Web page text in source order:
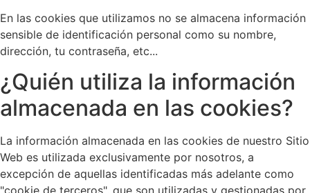
En las cookies que utilizamos no se almacena información
sensible de identificación personal como su nombre,
dirección, tu contraseña, etc...
¿Quién utiliza la información
almacenada en las cookies?
La información almacenada en las cookies de nuestro Sitio
Web es utilizada exclusivamente por nosotros, a
excepción de aquellas identificadas más adelante como